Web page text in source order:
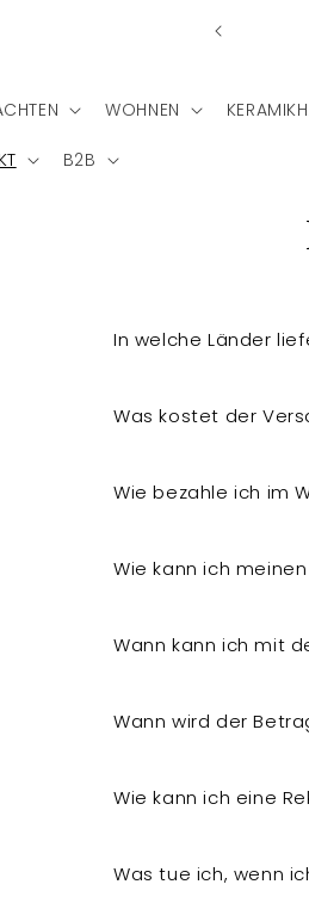
bei einem Bestellwert
WOHNEN
B2B
n
h
In welche Länder
Was kostet der
Wie bezahle ich im
Wie kann ich
Wann kann ich mit
Wann wird der
Wie kann ich eine
Was tue ich, wenn